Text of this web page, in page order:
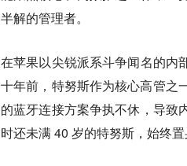
半解的管理者。
在苹果以尖锐派系斗争闻名的内
十年前，特努斯作为核心高管之
的蓝牙连接方案争执不休，导致
时还未满 40 岁的特努斯，始终